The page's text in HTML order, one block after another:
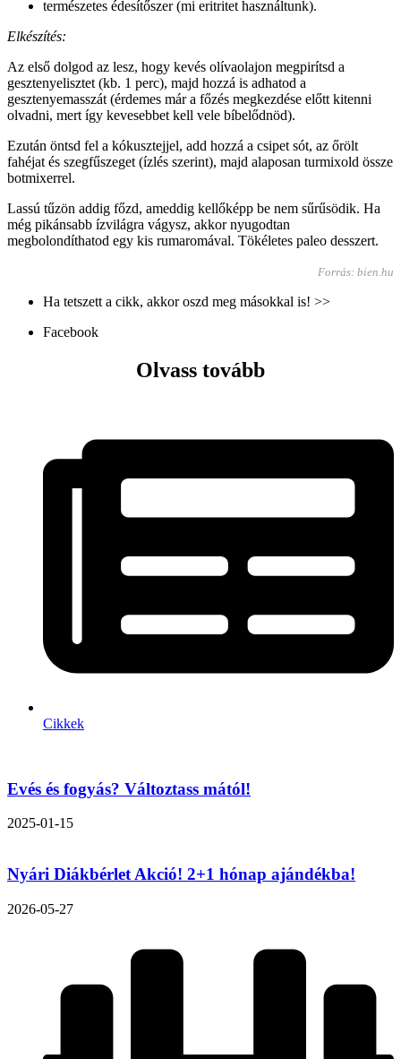
természetes édesítőszer (mi eritritet használtunk).
Elkészítés:
Az első dolgod az lesz, hogy kevés olívaolajon megpirítsd a
gesztenyelisztet (kb. 1 perc), majd hozzá is adhatod a
gesztenyemasszát (érdemes már a főzés megkezdése előtt kitenni
olvadni, mert így kevesebbet kell vele bíbelődnöd).
Ezután öntsd fel a kókusztejjel, add hozzá a csipet sót, az őrölt
fahéjat és szegfűszeget (ízlés szerint), majd alaposan turmixold össze
botmixerrel.
Lassú tűzön addig főzd, ameddig kellőképp be nem sűrűsödik. Ha
még pikánsabb ízvilágra vágysz, akkor nyugodtan
megbolondíthatod egy kis rumaromával. Tökéletes paleo desszert.
Forrás: bien.hu
Ha tetszett a cikk, akkor oszd meg másokkal is! >>
Facebook
Olvass tovább
Cikkek
Evés és fogyás? Változtass mától!
2025-01-15
Nyári Diákbérlet Akció! 2+1 hónap ajándékba!
2026-05-27